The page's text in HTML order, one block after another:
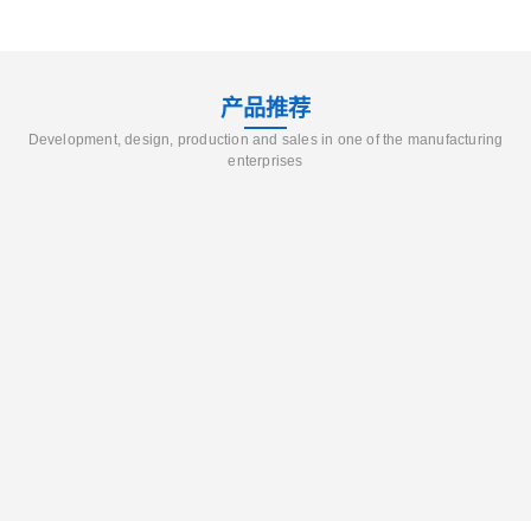
产品推荐
Development, design, production and sales in one of the manufacturing
enterprises